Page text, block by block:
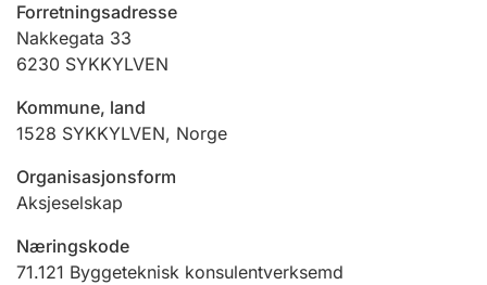
Jeger
Ektepaktrettleiaren
Andre tema
Forretningsadresse
Nakkegata 33
6230 SYKKYLVEN
Kommune, land
1528 SYKKYLVEN, Norge
Organisasjonsform
Aksjeselskap
Næringskode
71.121 Byggeteknisk konsulentverksemd